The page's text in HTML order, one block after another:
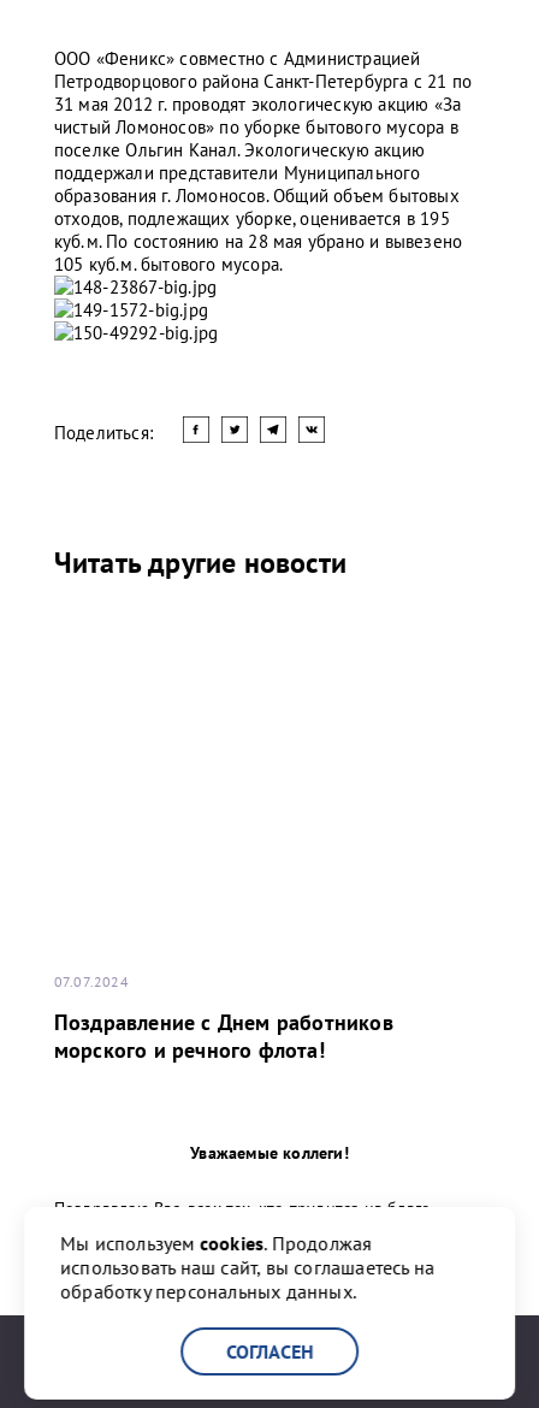
ООО «Феникс» совместно с Администрацией
Петродворцового района Санкт-Петербурга с 21 по
31 мая 2012 г. проводят экологическую акцию «За
чистый Ломоносов» по уборке бытового мусора в
поселке Ольгин Канал. Экологическую акцию
поддержали представители Муниципального
образования г. Ломоносов. Общий объем бытовых
отходов, подлежащих уборке, оценивается в 195
куб.м. По состоянию на 28 мая убрано и вывезено
105 куб.м. бытового мусора.
Поделиться:
Читать другие новости
07.07.2024
Поздравление с Днем работников
морского и речного флота!
Уважаемые коллеги!
Поздравляю Вас, всех тех, кто трудится на благо
праздником!
...
Мы используем cookies. Продолжая
использовать наш сайт, вы соглашаетесь на
обработку персональных данных.
СОГЛАСЕН